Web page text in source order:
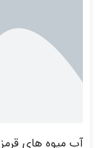
آب میوه های قرمز